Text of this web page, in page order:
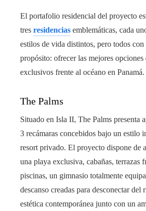
El portafolio residencial del proyecto
tres residencias emblemáticas, cada
estilos de vida distintos, pero todos
propósito: ofrecer las mejores opciones
exclusivos frente al océano en Panamá.
The Palms
Situado en Isla II, The Palms presenta
3 recámaras concebidos bajo un estilo
resort privado. El proyecto dispone de
una playa exclusiva, cabañas, terrazas
piscinas, un gimnasio totalmente
descanso creadas para desconectar del
estética contemporánea junto con un